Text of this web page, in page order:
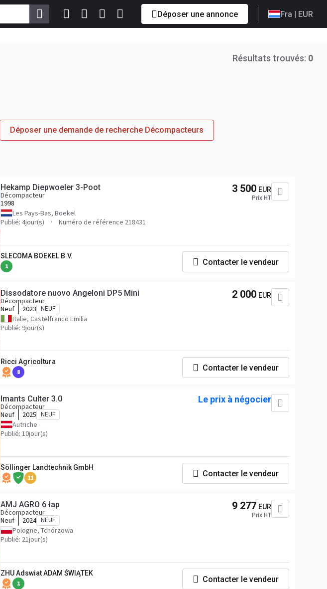
Déposer une annonce Fra | EUR
Résultats trouvés: 0
Déposer une demande de recherche Décompacteurs
Hekamp Diepwoeler 3-Poot
Décompacteur
1998
Les Pays-Bas, Boekel
Publié: 4jour(s)
Numéro de référence 218431
3 500 EUR
Prix HT
SLECOMA BOEKEL B.V.
1 Contacter le vendeur
Dissodatore nuovo Angeloni DP5 Mini
Décompacteur
Neuf
2023 NEUF
Italie, Castelfranco Emilia
Publié: 9jour(s)
2 000 EUR
Ricci Agricoltura
8 Contacter le vendeur
Imants Culter 3.0
Décompacteur
Neuf
2025 NEUF
Autriche
Publié: 10jour(s)
Le prix à négocier
Söllinger Landtechnik GmbH
11 Contacter le vendeur
AMJ AGRO 6 łap
Décompacteur
Neuf
2024 NEUF
Pologne, Tchórzowa
Publié: 21jour(s)
9 277 EUR
Prix HT
ZHU Adswiat ADAM ŚWIĄTEK
1 Contacter le vendeur